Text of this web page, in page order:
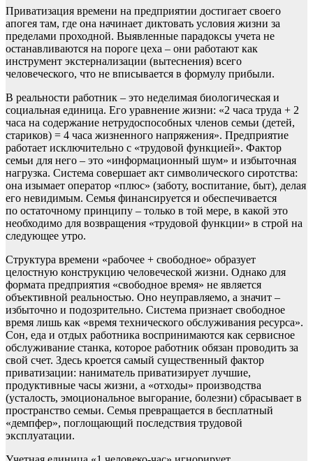
Приватизация времени на предприятии достигает своего
апогея там, где она начинает диктовать условия жизни за
пределами проходной. Выявленные парадоксы учета не
останавливаются на пороге цеха – они работают как
инструмент экстернализации (вытеснения) всего
человеческого, что не вписывается в формулу прибыли.
В реальности работник – это неделимая биологическая и
социальная единица. Его уравнение жизни: «2 часа труда + 2
часа на содержание нетрудоспособных членов семьи (детей,
стариков) = 4 часа жизненного напряжения». Предприятие
работает исключительно с «трудовой функцией». Фактор
семьи для него – это «информационный шум» и избыточная
нагрузка. Система совершает акт символического сиротства:
она изымает оператор «плюс» (заботу, воспитание, быт), делая
его невидимым. Семья финансируется и обеспечивается
по остаточному принципу – только в той мере, в какой это
необходимо для возвращения «трудовой функции» в строй на
следующее утро.
Структура времени «рабочее + свободное» образует
целостную конструкцию человеческой жизни. Однако для
формата предприятия «свободное время» не является
объективной реальностью. Оно неуправляемо, а значит –
избыточно и подозрительно. Система признает свободное
время лишь как «время технического обслуживания ресурса».
Сон, еда и отдых работника воспринимаются как сервисное
обслуживание станка, которое работник обязан проводить за
свой счет. Здесь кроется самый существенный фактор
приватизации: наниматель приватизирует лучшие,
продуктивные часы жизни, а «отходы» производства
(усталость, эмоциональное выгорание, болезни) сбрасывает в
пространство семьи. Семья превращается в бесплатный
«демпфер», поглощающий последствия трудовой
эксплуатации.